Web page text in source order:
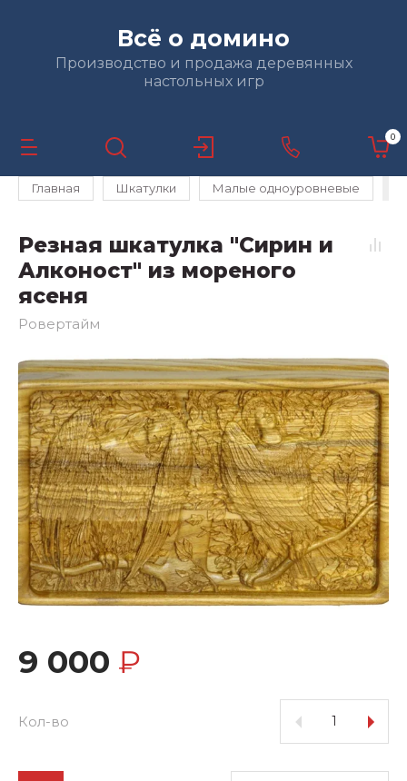
Всё о домино
Производство и продажа деревянных
настольных игр
0
Главная Шкатулки Малые одноуровневые
Резная шкатулка "Сирин и
Алконост" из мореного
ясеня
Ровертайм
9 000 ₽
Кол-во